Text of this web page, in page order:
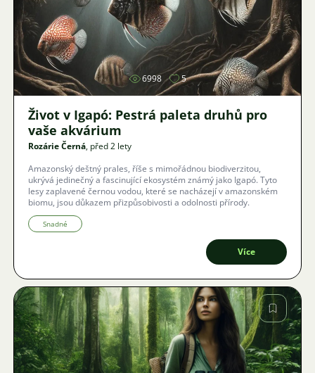
Obrázek
6998 5
Život v Igapó: Pestrá paleta druhů pro
vaše akvárium
Rozárie Černá, před 2 lety
Amazonský deštný prales, říše s mimořádnou biodiverzitou,
ukrývá jedinečný a fascinující ekosystém známý jako Igapó. Tyto
lesy zaplavené černou vodou, které se nacházejí v amazonském
biomu, jsou důkazem přizpůsobivosti a odolnosti přírody.
Snadné
Více
Obrázek